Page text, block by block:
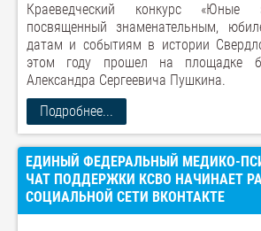
Краеведческий конкурс «Юные
посвященный знаменательным,
датам и событиям в истории
этом году прошел на площадке
Александра Сергеевича Пушкина.
Подробнее...
ЕДИНЫЙ ФЕДЕРАЛЬНЫЙ МЕДИКО-
ЧАТ ПОДДЕРЖКИ КСВО НАЧИНАЕТ
СОЦИАЛЬНОЙ СЕТИ ВКОНТАКТЕ